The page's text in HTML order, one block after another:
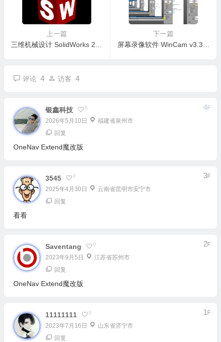
上一篇
下一篇
评论 4 访客 4
银鑫科技 0
2026年5月10日 福建省泉州市
4F
回复
OneNav Extend魔改版
3545 0
2025年4月30日 云南省昆明市安宁市
3F
回复
看看
Saventang 0
2023年9月5日 江苏省苏州市
2F
回复
OneNav Extend魔改版
11111111 0
2023年7月16日 山东省济宁市
1 F
回复